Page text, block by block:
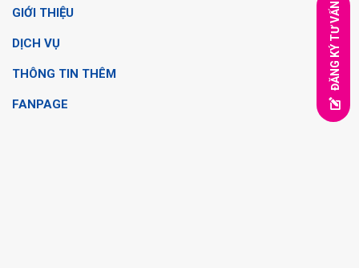
GIỚI THIỆU
DỊCH VỤ
THÔNG TIN THÊM
FANPAGE
ĐĂNG KÝ TƯ VẤN